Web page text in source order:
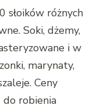
słoików różnych
Soki, dżemy,
i w
marynaty,
Ceny
do robienia